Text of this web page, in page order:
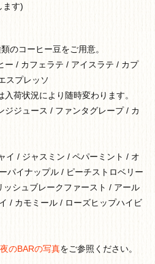
ます)
のコーヒー豆をご用意。
ー / カフェラテ / アイスラテ / カプ
スプレッソ
荷状況により随時変わります。
ジジュース / ファンタグレープ / カ
イ / ジャスミン / ペパーミント / オ
パイナップル / ピーチストロベリー
シュブレークファースト / アール
/ カモミール / ローズヒップハイビ
夜のBARの写真をご参照ください。